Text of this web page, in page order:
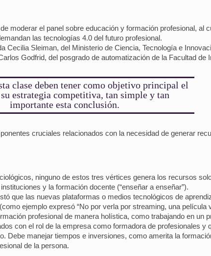
moderar el panel sobre educación y formación profesional, al
las tecnologías 4.0 del futuro profesional.
Cecilia Sleiman, del Ministerio de Ciencia, Tecnología e
Godfrid, del posgrado de automatización de la Facultad de
clase deben tener como objetivo principal el
estrategia competitiva, tan simple y tan
importante esta conclusión.
cruciales relacionados con la necesidad de generar
ninguno de estos tres vértices genera los recursos
y la formación docente (“enseñar a enseñar”).
que las nuevas plataformas o medios tecnológicos de
ejemplo expresó “No por verla por streaming, una
profesional de manera holística, como trabajando en un
con el rol de la empresa como formadora de profesionales y
Debe manejar tiempos e inversiones, como amerita la
de la persona.